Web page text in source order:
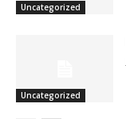
Uncategorized
Uncategorized